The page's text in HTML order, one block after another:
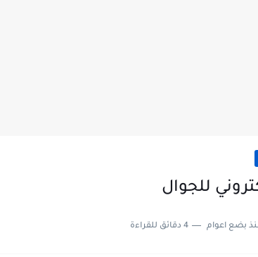
للجوال
بضع اعوام 4 دقائق للقراءة